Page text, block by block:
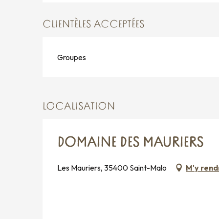
CLIENTÈLES ACCEPTÉES
Groupes
LOCALISATION
DOMAINE DES MAURIERS
Les Mauriers, 35400 Saint-Malo M'y